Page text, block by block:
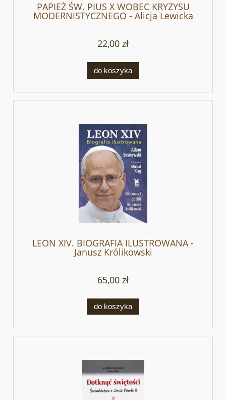
PAPIEŻ ŚW. PIUS X WOBEC KRYZYSU
MODERNISTYCZNEGO - Alicja Lewicka
22,00 zł
do koszyka
LEON XIV. BIOGRAFIA ILUSTROWANA -
Janusz Królikowski
65,00 zł
do koszyka